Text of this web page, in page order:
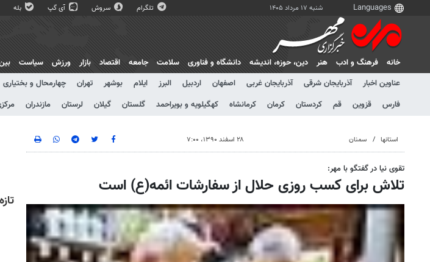
شنبه ۱۷ مرداد ۱۴۰۵ تلگرام سروش آی گپ بله
خانه فرهنگ و ادب هنر دين، حوزه، انديشه دانشگاه و فناوری سلامت جامعه اقتصاد بازار ورزش سیاست
عناوین اخبار
آذربایجان شرقی آذربایجان غربی اصفهان اردبیل البرز ایلام بوشهر تهران چهارمحال و بختیاری
فارس
قزوین قم کردستان کرمان کرمانشاه کهگیلویه و بویراحمد گلستان گیلان لرستان مازندران
استانها سمنان ۲۸ اسفند ۱۳۹۰، ۷:۰۰
تقوی نیا در گفتگو با مهر:
تلاش برای کسب روزی حلال از سفارشات ائمه(ع) است